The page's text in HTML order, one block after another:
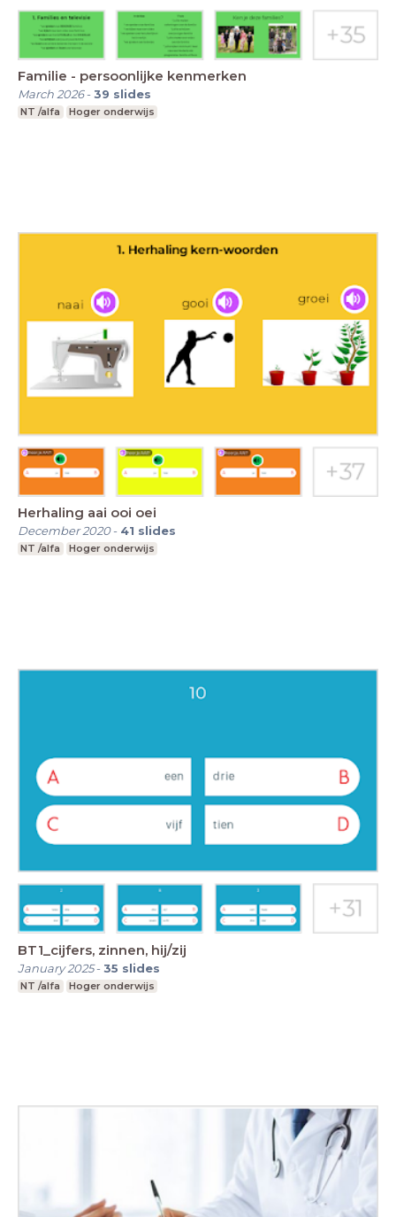
Familie - persoonlijke kenmerken
March 2026-39 slides
NT /alfa Hoger onderwijs
Herhaling aai ooi oei
December 2020- 41 slides
NT /alfa Hoger onderwijs
BT1_cijfers, zinnen, hij/zij
January 2025-35 slides
NT /alfa Hoger onderwijs